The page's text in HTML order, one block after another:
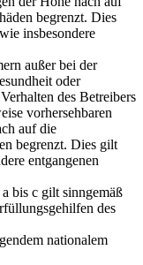
begrenzt. Dies
insbesondere
außer bei der
oder
des Betreibers
vorhersehbaren
auf die
begrenzt. Dies gilt
entgangenen
bis c gilt sinngemäß
des
nationalem